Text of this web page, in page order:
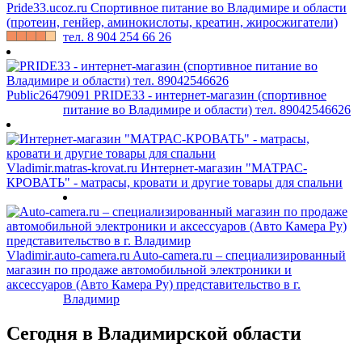
Pride33.ucoz.ru Спортивное питание во Владимире и области
(протеин, генйер, аминокислоты, креатин, жиросжигатели)
тел. 8 904 254 66 26
Public26479091 PRIDE33 - интернет-магазин (спортивное
питание во Владимире и области) тел. 89042546626
Vladimir.matras-krovat.ru Интернет-магазин "МАТРАС-
КРОВАТЬ" - матрасы, кровати и другие товары для спальни
Vladimir.auto-camera.ru Auto-camera.ru – специализированный
магазин по продаже автомобильной электроники и
аксессуаров (Авто Камера Ру) представительство в г.
Владимир
Сегодня в Владимирской области